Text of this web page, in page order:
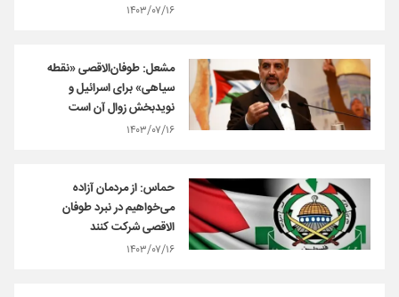
۱۴۰۳/۰۷/۱۶
مشعل: طوفان‌الاقصی «نقطه
سیاهی» برای اسرائیل و
نویدبخش زوال آن است
۱۴۰۳/۰۷/۱۶
حماس: از مردمان آزاده
می‌خواهیم در نبرد طوفان
الاقصی شرکت کنند
۱۴۰۳/۰۷/۱۶